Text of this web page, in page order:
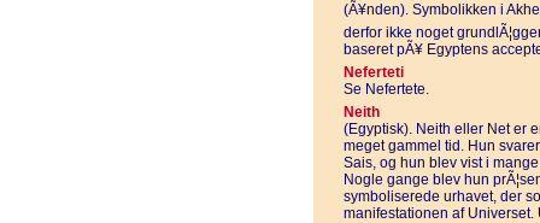
(Ã¥nden). Symbolikken i
derfor ikke noget
baseret pÃ¥ Egyptens
Neferteti
Se Nefertete.
Neith
(Egyptisk). Neith eller Net er
meget gammel tid. Hun
Sais, og hun blev vist i
Nogle gange blev hun
symboliserede urhavet, der
manifestationen af Universet.